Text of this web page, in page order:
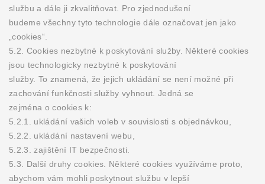
službu a dále ji zkvalitňovat. Pro zjednodušení
budeme všechny tyto technologie dále označovat jen jako
„cookies“.
5.2. Cookies nezbytné k poskytování služby. Některé cookies
jsou technologicky nezbytné k poskytování
služby. To znamená, že jejich ukládání se není možné při
zachování funkčnosti služby vyhnout. Jedná se
zejména o cookies k:
5.2.1. ukládání vašich voleb v souvislosti s objednávkou,
5.2.2. ukládání nastavení webu,
5.2.3. zajištění IT bezpečnosti.
5.3. Další druhy cookies. Některé cookies využíváme proto,
abychom vám mohli poskytnout službu v lepší